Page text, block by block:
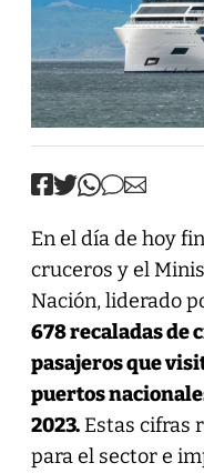
En el día de hoy
cruceros y el
Nación, liderado
678 recaladas de
pasajeros que
puertos
2023.Estas cifras
para el sector e